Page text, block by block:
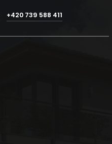
+420 739 588 411